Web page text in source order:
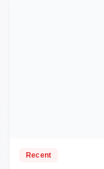
Recent